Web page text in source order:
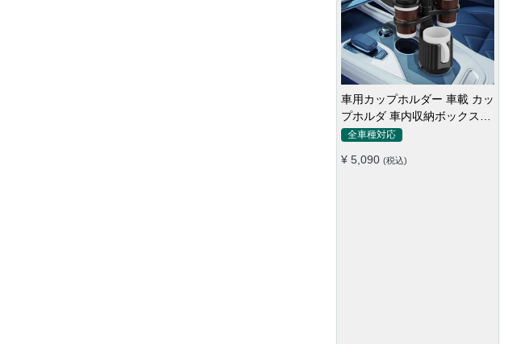
車用カップホルダー 車載 カッ
プホルダ 車内収納ボックス車
載テーブル スマホ置き 調整可
り止め 小物置き 多機能 使い
全車種対応
¥ 5,090 (税込)